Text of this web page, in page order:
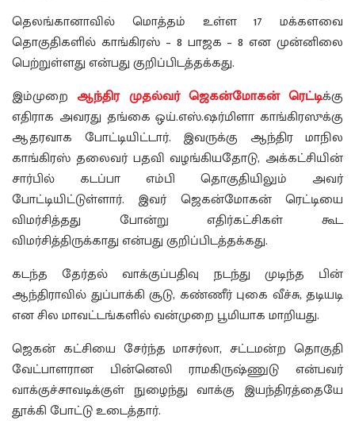
தெலங்கானாவில் மொத்தம் உள்ள 17 மக்களவை
தொகுதிகளில் காங்கிரஸ் – 8 பாஜக – 8 என முன்னிலை
பெற்றுள்ளது என்பது குறிப்பிடத்தக்கது.
இம்முறைஆந்திர முதல்வர் ஜெகன்மோகன் ரெட்டிக்கு
எதிராக அவரது தங்கை ஒய்.எஸ்.ஷர்மிளா காங்கிரஸுக்கு
ஆதரவாக போட்டியிட்டார். இவருக்கு ஆந்திர மாநில
காங்கிரஸ் தலைவர் பதவி வழங்கியதோடு, அக்கட்சியின்
சார்பில் கடப்பா எம்பி தொகுதியிலும் அவர்
போட்டியிட்டுள்ளார். இவர் ஜெகன்மோகன் ரெட்டியை
விமர்சித்தது போன்று எதிர்கட்சிகள் கூட
விமர்சித்திருக்காது என்பது குறிப்பிடத்தக்கது.
கடந்த தேர்தல் வாக்குப்பதிவு நடந்து முடிந்த பின்
ஆந்திராவில் துப்பாக்கி சூடு, கண்ணீர் புகை வீச்சு, தடியடி
என சில மாவட்டங்களில் வன்முறை பூமியாக மாறியது.
ஜெகன் கட்சியை சேர்ந்த மாசர்லா, சட்டமன்ற தொகுதி
வேட்பாளரான பின்னெலி ராமகிருஷ்ணுடு என்பவர்
வாக்குச்சாவடிக்குள் நுழைந்து வாக்கு இயந்திரத்தையே
தூக்கி போட்டு உடைத்தார்.